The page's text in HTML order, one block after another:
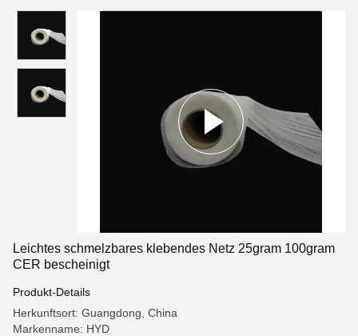
Leichtes schmelzbares klebendes Netz 25gram 100gram
CER bescheinigt
Produkt-Details
Herkunftsort: Guangdong, China
Markenname: HYD